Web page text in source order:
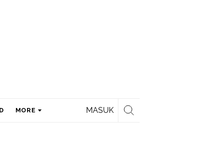
MASUK
MORE